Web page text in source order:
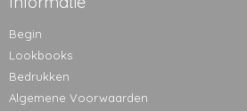
Begin
Lookbooks
Bedrukken
Algemene Voorwaarden